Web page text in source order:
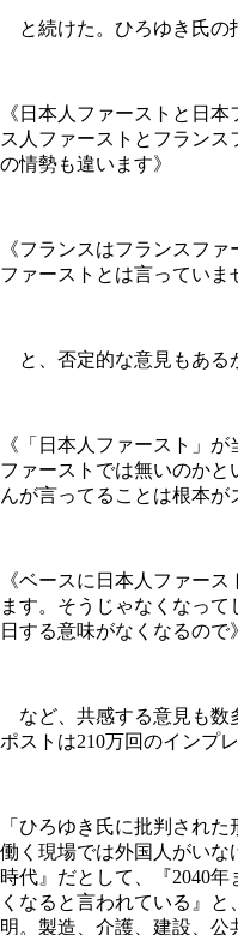
と続けた。ひろゆき氏の
《日本人ファーストと日
ス人ファーストとフラン
の情勢も違います》
《フランスはフランスフ
ファーストとは言っていま
と、否定的な意見もある
《「日本人ファースト」
ファーストでは無いのかと
んが言ってることは根本が
《ベースに日本人ファー
ます。そうじゃなくなっ
日する意味がなくなるので》
など、共感する意見も数
ポストは210万回のインプ
「ひろゆき氏に批判され
働く現場では外国人がい
時代』だとして、『2040
くなると言われている』
明。製造、介護、建設、